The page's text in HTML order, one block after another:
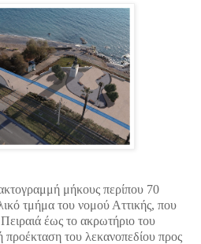
μήκους περίπου 70
τμήμα του νομού Αττικής, που
Πειραιά έως το ακρωτήριο του
προέκταση του λεκανοπεδίου προς